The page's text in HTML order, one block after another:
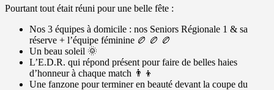
Pourtant tout était réuni pour une belle fête :
Nos 3 équipes à domicile : nos Seniors Régionale 1 & sa
réserve + l’équipe féminine 🏉 🏉 🏉
Un beau soleil 🌞
L’E.D.R. qui répond présent pour faire de belles haies
d’honneur à chaque match 👨‍👦
Une fanzone pour terminer en beauté devant la coupe du